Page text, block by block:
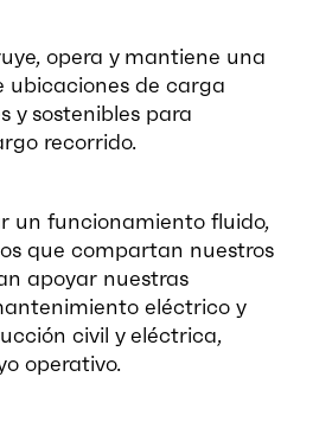
opera y mantiene una
ubicaciones de carga
y sostenibles para
recorrido.
un funcionamiento fluido,
que compartan nuestros
apoyar nuestras
eléctrico y
civil y eléctrica,
operativo.